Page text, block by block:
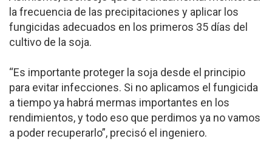
la frecuencia de las precipitaciones y aplicar los
fungicidas adecuados en los primeros 35 días del
cultivo de la soja.
“Es importante proteger la soja desde el principio
para evitar infecciones. Si no aplicamos el fungicida
a tiempo ya habrá mermas importantes en los
rendimientos, y todo eso que perdimos ya no vamos
a poder recuperarlo”, precisó el ingeniero.